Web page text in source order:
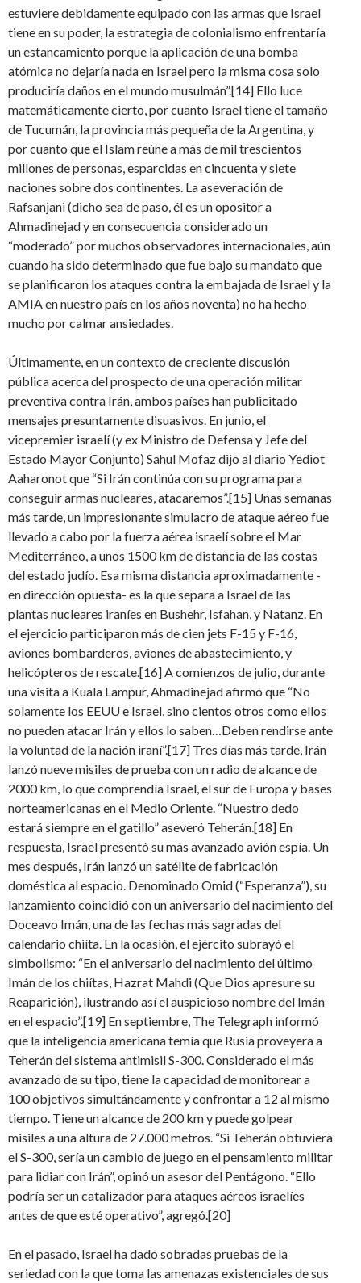
estuviere debidamente equipado con las armas que Israel
tiene en su poder, la estrategia de colonialismo enfrentaría
un estancamiento porque la aplicación de una bomba
atómica no dejaría nada en Israel pero la misma cosa solo
produciría daños en el mundo musulmán”.[14] Ello luce
matemáticamente cierto, por cuanto Israel tiene el tamaño
de Tucumán, la provincia más pequeña de la Argentina, y
por cuanto que el Islam reúne a más de mil trescientos
millones de personas, esparcidas en cincuenta y siete
naciones sobre dos continentes. La aseveración de
Rafsanjani (dicho sea de paso, él es un opositor a
Ahmadinejad y en consecuencia considerado un
“moderado” por muchos observadores internacionales, aún
cuando ha sido determinado que fue bajo su mandato que
se planificaron los ataques contra la embajada de Israel y la
AMIA en nuestro país en los años noventa) no ha hecho
mucho por calmar ansiedades.
Últimamente, en un contexto de creciente discusión
pública acerca del prospecto de una operación militar
preventiva contra Irán, ambos países han publicitado
mensajes presuntamente disuasivos. En junio, el
vicepremier israelí (y ex Ministro de Defensa y Jefe del
Estado Mayor Conjunto) Sahul Mofaz dijo al diario Yediot
Aaharonot que “Si Irán continúa con su programa para
conseguir armas nucleares, atacaremos”.[15] Unas semanas
más tarde, un impresionante simulacro de ataque aéreo fue
llevado a cabo por la fuerza aérea israelí sobre el Mar
Mediterráneo, a unos 1500 km de distancia de las costas
del estado judío. Esa misma distancia aproximadamente -
en dirección opuesta- es la que separa a Israel de las
plantas nucleares iraníes en Bushehr, Isfahan, y Natanz. En
el ejercicio participaron más de cien jets F-15 y F-16,
aviones bombarderos, aviones de abastecimiento, y
helicópteros de rescate.[16] A comienzos de julio, durante
una visita a Kuala Lampur, Ahmadinejad afirmó que “No
solamente los EEUU e Israel, sino cientos otros como ellos
no pueden atacar Irán y ellos lo saben…Deben rendirse ante
la voluntad de la nación iraní”.[17] Tres días más tarde, Irán
lanzó nueve misiles de prueba con un radio de alcance de
2000 km, lo que comprendía Israel, el sur de Europa y bases
norteamericanas en el Medio Oriente. “Nuestro dedo
estará siempre en el gatillo” aseveró Teherán.[18] En
respuesta, Israel presentó su más avanzado avión espía. Un
mes después, Irán lanzó un satélite de fabricación
doméstica al espacio. Denominado Omid (“Esperanza”), su
lanzamiento coincidió con un aniversario del nacimiento del
Doceavo Imán, una de las fechas más sagradas del
calendario chiíta. En la ocasión, el ejército subrayó el
simbolismo: “En el aniversario del nacimiento del último
Imán de los chiítas, Hazrat Mahdi (Que Dios apresure su
Reaparición), ilustrando así el auspicioso nombre del Imán
en el espacio”.[19] En septiembre, The Telegraph informó
que la inteligencia americana temía que Rusia proveyera a
Teherán del sistema antimisil S-300. Considerado el más
avanzado de su tipo, tiene la capacidad de monitorear a
100 objetivos simultáneamente y confrontar a 12 al mismo
tiempo. Tiene un alcance de 200 km y puede golpear
misiles a una altura de 27.000 metros. “Si Teherán obtuviera
el S-300, sería un cambio de juego en el pensamiento militar
para lidiar con Irán”, opinó un asesor del Pentágono. “Ello
podría ser un catalizador para ataques aéreos israelíes
antes de que esté operativo”, agregó.[20]
En el pasado, Israel ha dado sobradas pruebas de la
seriedad con la que toma las amenazas existenciales de sus